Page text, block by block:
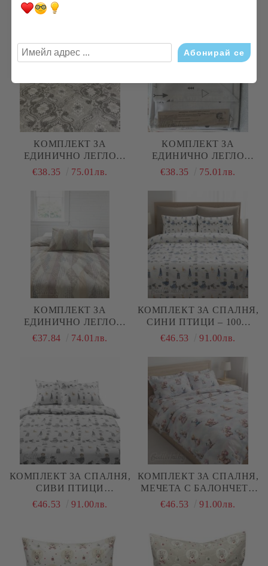
€38.35
КОМПЛЕКТ ЗА
ЕДИНИЧНО ЛЕГЛО
"ЧЕРНО И БЯЛО
€38.35 75.01лв.
КОМПЛЕКТ ЗА
ЕДИНИЧНО ЛЕГЛО
"СТРЕЛКИ СИВ"
€38.35 75.01лв.
КОМПЛЕКТ ЗА
ЕДИНИЧНО ЛЕГЛО
ЛИЛАВО- СИНИ
€37.84 74.01лв.
КОМПЛЕКТ ЗА СПАЛНЯ,
СИНИ ПТИЦИ – 100%
НАТУРАЛЕН ПАМУК
€46.53 91.00лв.
КОМПЛЕКТ ЗА СПАЛНЯ,
СИВИ ПТИЦИ
АБСТРАКТ – 100%
€46.53 91.00лв.
КОМПЛЕКТ ЗА СПАЛНЯ,
МЕЧЕТА С БАЛОНЧЕТА
3Д – 100% НАТУРАЛЕН
€46.53 91.00лв.